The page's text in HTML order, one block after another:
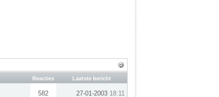
Reacties Laatste bericht
582 27-01-2003 18:11